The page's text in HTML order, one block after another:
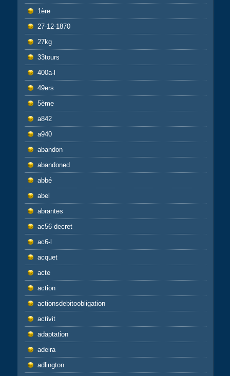
1ère
27-12-1870
27kg
33tours
400a-l
49ers
5ème
a842
a940
abandon
abandoned
abbé
abel
abrantes
ac56-decret
ac6-l
acquet
acte
action
actionsdebitoobligation
activit
adaptation
adeira
adlington